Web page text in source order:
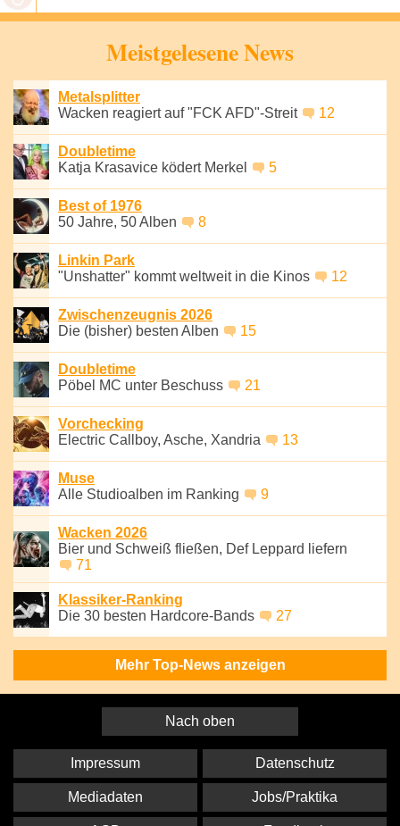
Meistgelesene News
Metalsplitter
Wacken reagiert auf "FCK AFD"-Streit
12
Doubletime
Katja Krasavice ködert Merkel
5
Best of 1976
50 Jahre, 50 Alben
8
Linkin Park
"Unshatter" kommt weltweit in die Kinos
12
Zwischenzeugnis 2026
Die (bisher) besten Alben
15
Doubletime
Pöbel MC unter Beschuss
21
Vorchecking
Electric Callboy, Asche, Xandria
13
Muse
Alle Studioalben im Ranking
9
Wacken 2026
Bier und Schweiß fließen, Def Leppard liefern
71
Klassiker-Ranking
Die 30 besten Hardcore-Bands
27
Mehr Top-News anzeigen
Nach oben
Impressum Datenschutz
Mediadaten Jobs/Praktika